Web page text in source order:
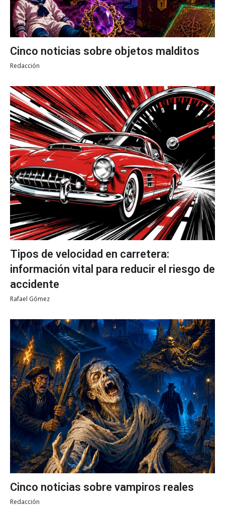
Cinco noticias sobre objetos malditos
Redacción
Tipos de velocidad en carretera:
información vital para reducir el riesgo de
accidente
Rafael Gómez
Cinco noticias sobre vampiros reales
Redacción